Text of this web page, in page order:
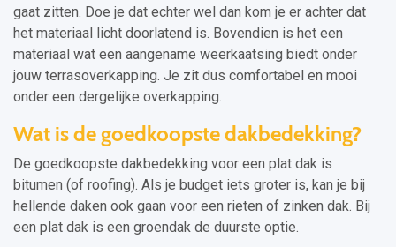
gaat zitten. Doe je dat echter wel dan kom je er achter dat
het materiaal licht doorlatend is. Bovendien is het een
materiaal wat een aangename weerkaatsing biedt onder
jouw terrasoverkapping. Je zit dus comfortabel en mooi
onder een dergelijke overkapping.
Wat is de goedkoopste dakbedekking?
De goedkoopste dakbedekking voor een plat dak is
bitumen (of roofing). Als je budget iets groter is, kan je bij
hellende daken ook gaan voor een rieten of zinken dak. Bij
een plat dak is een groendak de duurste optie.